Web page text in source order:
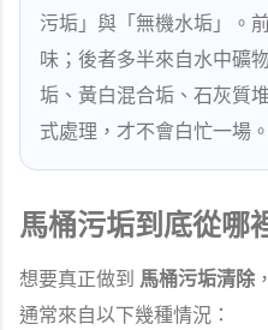
污垢」與「無機水垢」。
味；後者多半來自水中礦
垢、黃白混合垢、石灰質
式處理，才不會白忙一場。
馬桶污垢到底從哪
想要真正做到 馬桶污垢清除
通常來自以下幾種情況：